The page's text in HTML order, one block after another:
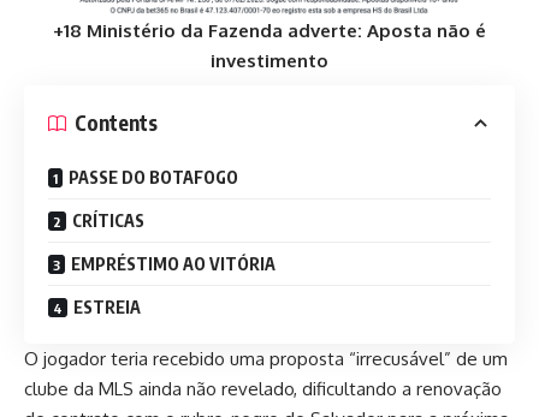
+18 Ministério da Fazenda adverte: Aposta não é
investimento
Contents
PASSE DO BOTAFOGO
CRÍTICAS
EMPRÉSTIMO AO VITÓRIA
ESTREIA
O jogador teria recebido uma proposta “irrecusável” de um
clube da MLS ainda não revelado, dificultando a renovação